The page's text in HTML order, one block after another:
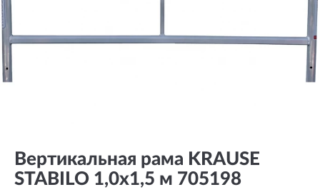
Вертикальная рама KRAUSE
STABILO 1,0х1,5 м 705198